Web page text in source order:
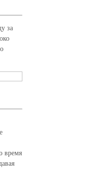
за
время